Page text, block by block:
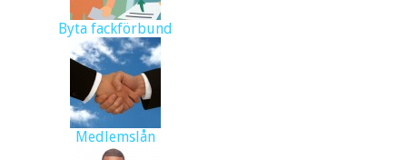
Byta fackförbund
Medlemslån